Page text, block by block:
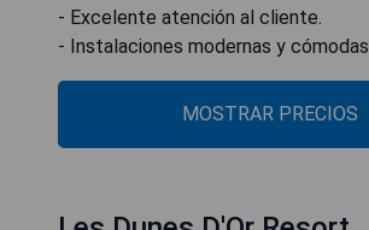
- Excelente atención al cliente.
- Instalaciones modernas y cómodas.
MOSTRAR PRECIOS